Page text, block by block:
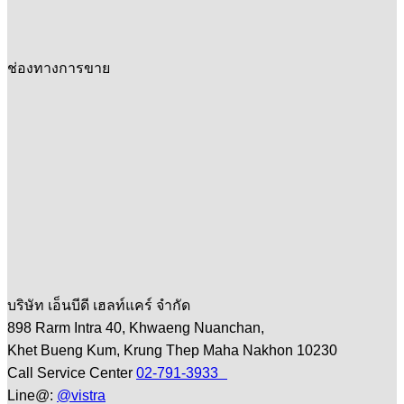
ช่องทางการขาย
บริษัท เอ็นบีดี เฮลท์แคร์ จำกัด
898 Rarm Intra 40, Khwaeng Nuanchan,
Khet Bueng Kum, Krung Thep Maha Nakhon 10230
Call Service Center 02-791-3933
Line@: @vistra